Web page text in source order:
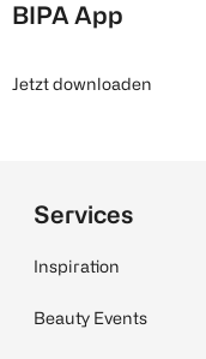
BIPA App
Jetzt downloaden
Services
Inspiration
Beauty Events